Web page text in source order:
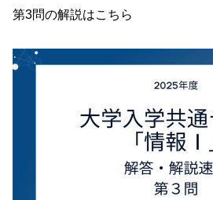
第3問の解説はこちら